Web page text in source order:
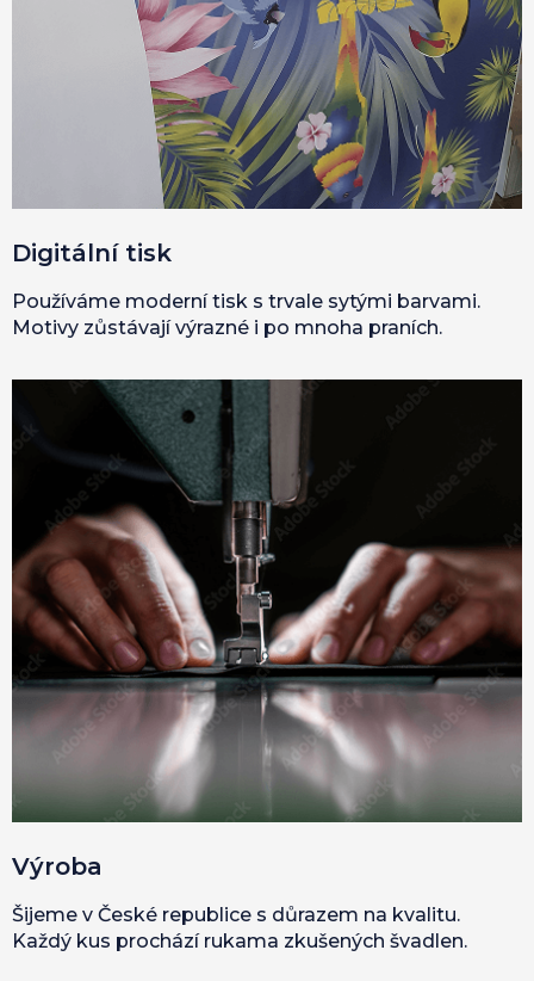
Digitální tisk
Používáme moderní tisk s trvale sytými barvami.
Motivy zůstávají výrazné i po mnoha praních.
Výroba
Šijeme v České republice s důrazem na kvalitu.
Každý kus prochází rukama zkušených švadlen.